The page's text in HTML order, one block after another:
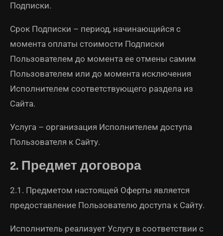
Подписки.
Срок Подписки – период, начинающийся с
момента оплаты стоимости Подписки
Пользователем до момента ее отмены самим
Пользователем или до момента исключения
Исполнителем соответствующего раздела из
Сайта.
Услуга – организация Исполнителем доступа
Пользователя к Сайту.
2. Предмет договора
2.1. Предметом настоящей Оферты является
предоставление Пользователю доступа к Сайту.
Исполнитель реализует Услугу в соответствии с